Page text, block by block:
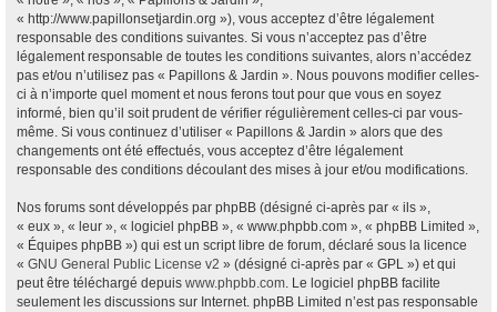
« http://www.papillonsetjardin.org »), vous acceptez d’être légalement
responsable des conditions suivantes. Si vous n’acceptez pas d’être
légalement responsable de toutes les conditions suivantes, alors n’accédez
pas et/ou n’utilisez pas « Papillons & Jardin ». Nous pouvons modifier celles-
ci à n’importe quel moment et nous ferons tout pour que vous en soyez
informé, bien qu’il soit prudent de vérifier régulièrement celles-ci par vous-
même. Si vous continuez d’utiliser « Papillons & Jardin » alors que des
changements ont été effectués, vous acceptez d’être légalement
responsable des conditions découlant des mises à jour et/ou modifications.
Nos forums sont développés par phpBB (désigné ci-après par « ils »,
« eux », « leur », « logiciel phpBB », « www.phpbb.com », « phpBB Limited »,
« Équipes phpBB ») qui est un script libre de forum, déclaré sous la licence
« GNU General Public License v2 » (désigné ci-après par « GPL ») et qui
peut être téléchargé depuis www.phpbb.com. Le logiciel phpBB facilite
seulement les discussions sur Internet. phpBB Limited n’est pas responsable